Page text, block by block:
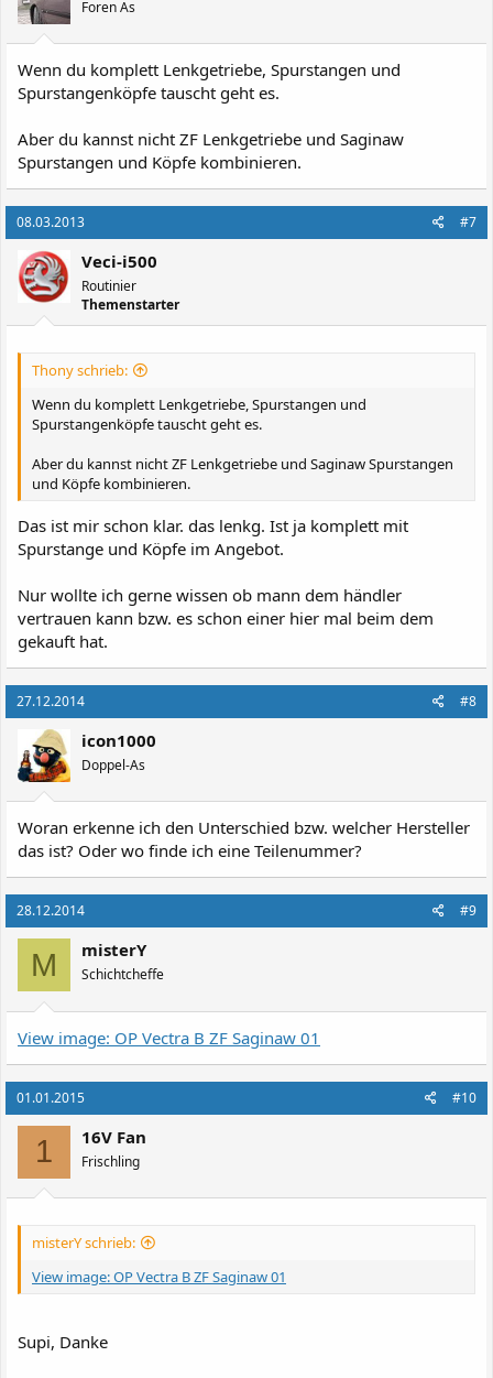
Foren As
Wenn du komplett Lenkgetriebe, Spurstangen und
Spurstangenköpfe tauscht geht es.
Aber du kannst nicht ZF Lenkgetriebe und Saginaw
Spurstangen und Köpfe kombinieren.
08.03.2013 #7
Veci-i500
Routinier
Themenstarter
Thony schrieb:
Wenn du komplett Lenkgetriebe, Spurstangen und
Spurstangenköpfe tauscht geht es.
Aber du kannst nicht ZF Lenkgetriebe und Saginaw Spurstangen
und Köpfe kombinieren.
Das ist mir schon klar. das lenkg. Ist ja komplett mit
Spurstange und Köpfe im Angebot.
Nur wollte ich gerne wissen ob mann dem händler
vertrauen kann bzw. es schon einer hier mal beim dem
gekauft hat.
27.12.2014 #8
icon1000
Doppel-As
Woran erkenne ich den Unterschied bzw. welcher Hersteller
das ist? Oder wo finde ich eine Teilenummer?
28.12.2014 #9
M misterY
Schichtcheffe
View image: OP Vectra B ZF Saginaw 01
01.01.2015 #10
1 16V Fan
Frischling
misterY schrieb:
View image: OP Vectra B ZF Saginaw 01
Supi, Danke